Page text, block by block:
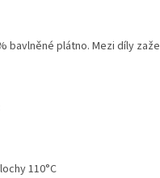
bavlněné plátno. Mezi díly
110°C